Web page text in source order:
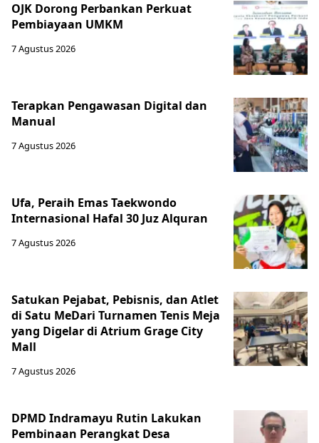
OJK Dorong Perbankan Perkuat
Pembiayaan UMKM
7 Agustus 2026
Terapkan Pengawasan Digital dan
Manual
7 Agustus 2026
Ufa, Peraih Emas Taekwondo
Internasional Hafal 30 Juz Alquran
7 Agustus 2026
Satukan Pejabat, Pebisnis, dan Atlet
di Satu MeDari Turnamen Tenis Meja
yang Digelar di Atrium Grage City
Mall
7 Agustus 2026
DPMD Indramayu Rutin Lakukan
Pembinaan Perangkat Desa